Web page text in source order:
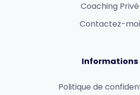
Coaching Privé
Contactez-moi
Informations
Politique de